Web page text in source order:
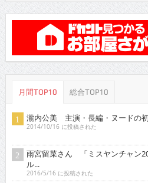
月間TOP10 総合TOP10
瀧内公美 主演・長編・ヌードの
2014/10/16 に投稿された
雨宮留菜さん 「ミスヤンチャン
ル...
2016/5/16 に投稿された